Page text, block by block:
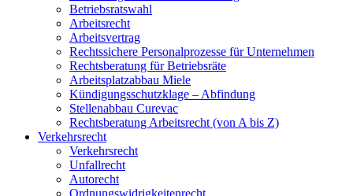
Betriebsratswahl
Arbeitsrecht
Arbeitsvertrag
Rechtssichere Personalprozesse für Unternehmen
Rechtsberatung für Betriebsräte
Arbeitsplatzabbau Miele
Kündigungsschutzklage – Abfindung
Stellenabbau Curevac
Rechtsberatung Arbeitsrecht (von A bis Z)
Verkehrsrecht
Verkehrsrecht
Unfallrecht
Autorecht
Ordnungswidrigkeitenrecht